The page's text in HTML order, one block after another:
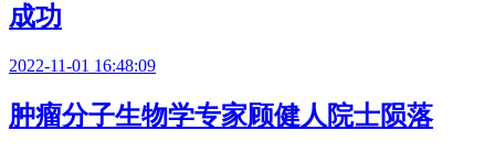
成功
2022-11-01 16:48:09
肿瘤分子生物学专家顾健人院士陨落